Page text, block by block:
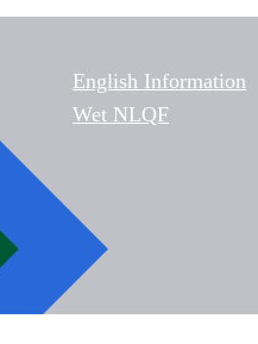
English Information
Wet NLQF